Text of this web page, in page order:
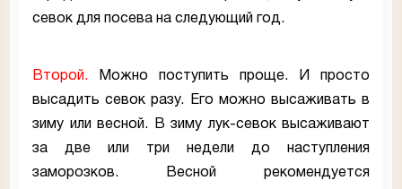
севок для посева на следующий год.
Второй. Можно поступить проще. И просто
высадить севок разу. Его можно высаживать в
зиму или весной. В зиму лук-севок высаживают
за две или три недели до наступления
заморозков. Весной рекомендуется